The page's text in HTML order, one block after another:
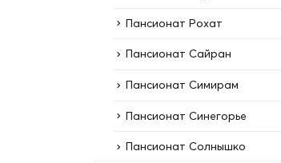
Пансионат Рохат
Пансионат Сайран
Пансионат Симирам
Пансионат Синегорье
Пансионат Солнышко